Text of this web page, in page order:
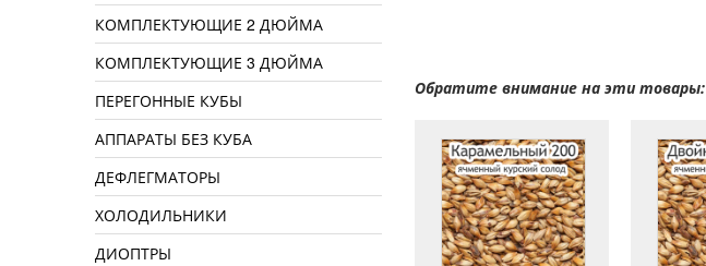
Обратите внимание на эти товары:
КОМПЛЕКТУЮЩИЕ 2 ДЮЙМА
КОМПЛЕКТУЮЩИЕ 3 ДЮЙМА
ПЕРЕГОННЫЕ КУБЫ
АППАРАТЫ БЕЗ КУБА
ДЕФЛЕГМАТОРЫ
ХОЛОДИЛЬНИКИ
ДИОПТРЫ